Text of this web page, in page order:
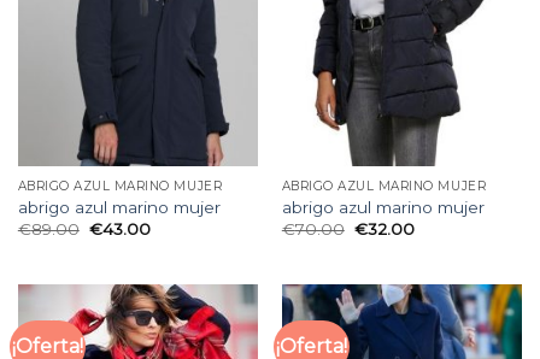
ABRIGO AZUL MARINO MUJER
abrigo azul marino mujer
€89.00 €43.00
ABRIGO AZUL MARINO MUJER
abrigo azul marino mujer
€70.00 €32.00
¡Oferta! ¡Oferta!